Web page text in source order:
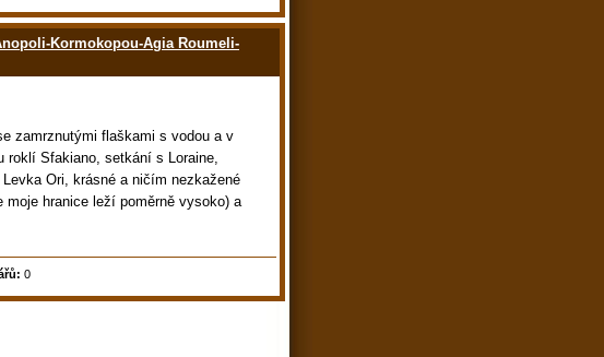
Kormokopou-Agia Roumeli-
zamrznutými flaškami s vodou a v
roklí Sfakiano, setkání s Loraine,
Ori, krásné a ničím nezkažené
hranice leží poměrně vysoko) a
0